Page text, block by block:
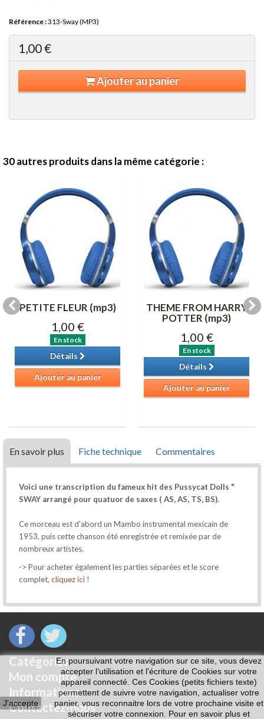
J'accepte
En poursuivant votre navigation sur ce site, vous devez
accepter l’utilisation et l'écriture de Cookies sur votre
appareil connecté. Ces Cookies (petits fichiers texte)
permettent de suivre votre navigation, actualiser votre
panier, vous reconnaitre lors de votre prochaine visite et
sécuriser votre connexion. Pour en savoir plus et
Référence :313-Sway (MP3)
1,00 €
Ajouter au panier
30 autres produits dans la même catégorie :
PETITE FLEUR (mp3)
1,00 €
En stock
Détails
Ajouter au panier
THEME FROM HARRY
POTTER (mp3)
1,00 €
En stock
Détails
Ajouter au panier
En savoir plus Fiche technique Commentaires
Voici une transcription du fameux hit des Pussycat Dolls "
SWAY arrangé pour quatuor de saxes ( AS, AS, TS, BS).
Ce morceau est d'abord un Mambo instrumental mexicain de
1953, puis cette chanson été enregistrée et remixée par de
nombreux artistes.
-> Pour acheter également les parties séparées et le score
complet, cliquez ici !
Catégories
Mon compte
Informations
Contactez-nous